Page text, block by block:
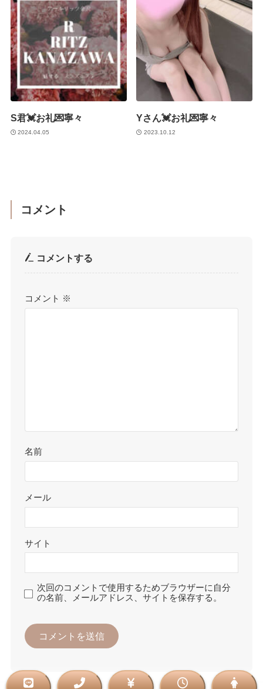
S君💓お礼💌寧々
2024.04.05
Yさん💓お礼💌寧々
2023.10.12
コメント
コメントする
コメント ※
名前
メール
サイト
次回のコメントで使用するためブラウザーに自分
の名前、メールアドレス、サイトを保存する。